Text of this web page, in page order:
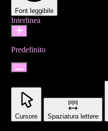
Font leggibile
Interlinea
Predefinito
Cursore Spaziatura lettere